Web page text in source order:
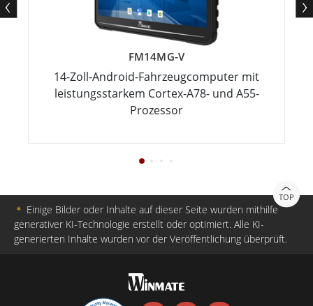
FM14MG-V
14-Zoll-Android-Fahrzeugcomputer mit
leistungsstarkem Cortex-A78- und A55-
Prozessor
TOP
＊ Einige Bilder oder Inhalte auf dieser Seite wurden mithilfe
generativer KI-Technologie erstellt oder optimiert. Alle KI-
generierten Inhalte wurden vor der Veröffentlichung überprüft.